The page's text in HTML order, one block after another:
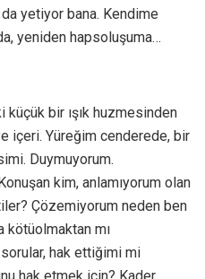
yetiyor bana. Kendime
yeniden hapsoluşuma…
bir ışık huzmesinden
içeri. Yüreğim cenderede, bir
Duymuyorum.
kim, anlamıyorum olan
Çözemiyorum neden ben
kötüolmaktan mı
hak ettiğimi mi